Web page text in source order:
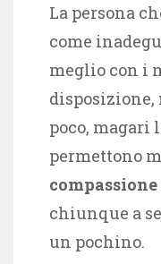
La persona
come
meglio con i
disposizione,
poco, magari
permettono
compassione
chiunque a
un pochino.